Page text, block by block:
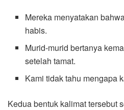
Mereka menyatakan
habis.
Murid-murid bertanya
setelah tamat.
Kami tidak tahu mengapa
Kedua bentuk kalimat tersebut